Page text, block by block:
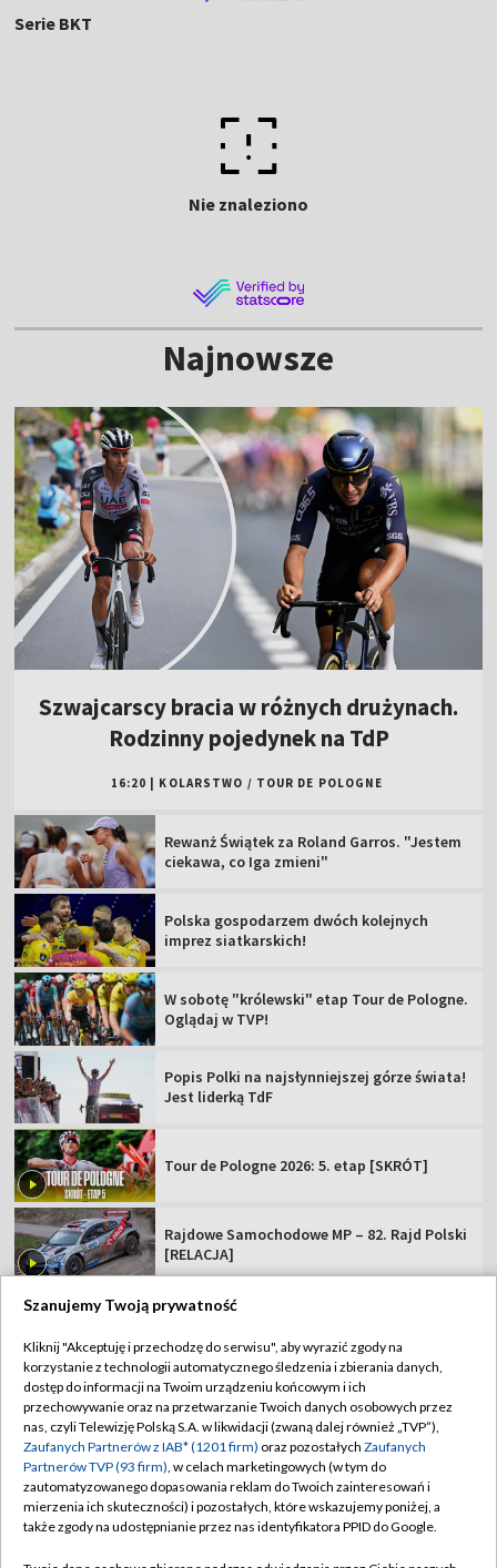
Serie BKT
Nie znaleziono
Najnowsze
Szwajcarscy bracia w różnych drużynach.
Rodzinny pojedynek na TdP
16:20 KOLARSTWO / TOUR DE POLOGNE
Rewanż Świątek za Roland Garros. "Jestem
ciekawa, co Iga zmieni"
Polska gospodarzem dwóch kolejnych
imprez siatkarskich!
W sobotę "królewski" etap Tour de Pologne.
Oglądaj w TVP!
Popis Polki na najsłynniejszej górze świata!
Jest liderką TdF
Tour de Pologne 2026: 5. etap [SKRÓT]
Rajdowe Samochodowe MP – 82. Rajd Polski
[RELACJA]
TVP
Abonament TVP
Sklep TVP
Biuro Reklamy
Oferta Handlowa
Regulamin TVP
Polityka prywatności
Moje zgody
Biuro reklamy
Szanujemy Twoją prywatność
Kliknij "Akceptuję i przechodzę do serwisu", aby wyrazić zgody na
korzystanie z technologii automatycznego śledzenia i zbierania danych,
dostęp do informacji na Twoim urządzeniu końcowym i ich
przechowywanie oraz na przetwarzanie Twoich danych osobowych przez
nas, czyli Telewizję Polską S.A. w likwidacji (zwaną dalej również „TVP”),
Zaufanych Partnerów z IAB* (1201 firm) oraz pozostałych Zaufanych
Partnerów TVP (93 firm), w celach marketingowych (w tym do
zautomatyzowanego dopasowania reklam do Twoich zainteresowań i
mierzenia ich skuteczności) i pozostałych, które wskazujemy poniżej, a
także zgody na udostępnianie przez nas identyfikatora PPID do Google.